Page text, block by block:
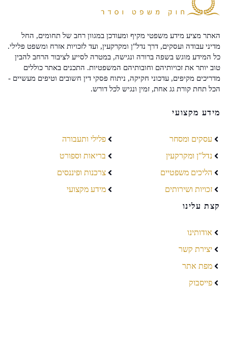
האתר מציע מידע משפטי מקיף ומעודכן במגוון רחב של תחומים, החל
מדיני עבודה ועסקים, דרך נדל"ן ומקרקעין, ועד לזכויות אזרח ומשפט פלילי.
כל המידע מוגש בשפה ברורה ונגישה, במטרה לסייע לציבור הרחב להבין
טוב יותר את זכויותיהם וחובותיהם המשפטיות. התכנים באתר כוללים
מדריכים מקיפים, עדכוני חקיקה, ניתוח פסקי דין חשובים וטיפים מעשיים -
הכל תחת קורת גג אחת, זמין ונגיש לכל דורש.
מידע מקצועי
עסקים ומסחר
נדל"ן ומקרקעין
הליכים משפטיים
זכויות ושירותים
פלילי ותעבורה
בריאות וספורט
צרכנות ופיננסים
מידע מקצועי
קצת עלינו
אודותינו
יצירת קשר
מפת אתר
פייסבוק